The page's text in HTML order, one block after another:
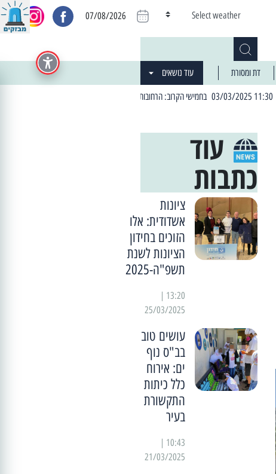
Select weather
07/08/2026
דת ומסורת עוד נושאים
עוד
כתבות
ציונות
אשדודית: אלו
הזוכים בחידון
הציונות לשנת
תשפ"ה-2025
25/03/2025
עושים טוב
בב"ס נוף
ים: אירוח
כלל כיתות
התקשורת
בעיר
21/03/2025